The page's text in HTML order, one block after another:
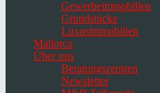
Gewerbeimmobilien
Grundstücke
Luxusimmobilien
Mallorca
Über uns
Beratungszentren
Newsletter